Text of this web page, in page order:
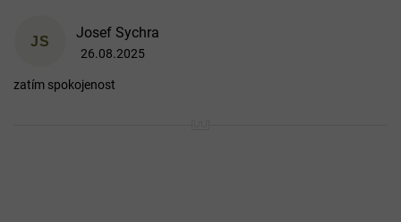
JS
Josef Sychra
Hodnocení produktu je 5 z 5 hvězdiček.
26.08.2025
zatím spokojenost